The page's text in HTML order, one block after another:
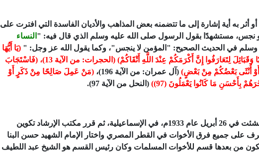
أو أثر به أية إشارة إلى ما تتضمنه بعض المذاهب والأديان الفاسدة التي افترت على
نجس، مستشهدًا بقول الرسول صلى الله عليه وسلم الذي قال فيه: " النساء
وسلم في الحديث الصحيح: "المؤمن لا ينجس"، وكما يقول الله عز وجل: " (يَا أَيُّهَا
النَّاسُ إِنَّا خَلَقْنَاكُمْ مِنْ ذَكَرٍ وَأُنثَى وَجَعَلْنَاكُمْ شُعُوبًا وَقَبَائِلَ لِتَعَارَفُوا إِنَّ أَكْرَمَكُمْ عِنْدَ اللَّهِ أَتْقَاكُمْ) (الحجرات: من الآية 13)، (فَاسْتَجَابَ
أُنْثَى بَعْضُكُمْ مِنْ بَعْضٍ) (آل عمران: من الآية 196)،
(مَنْ عَمِلَ صَالِحًا مِنْ ذَكَرٍ أَوْ
بِأَحْسَنِ مَا كَانُوا يَعْمَلُونَ (97))
(النحل من الآية 97).
وذكر الكتاب أن أول فرقة للأخوات المسلمات أُنشئت في 26 أبريل عام 1933م، في الإسماعيلية، ثم قرر مكتب الإرشاد تكوين
على جميع فرق الأخوات في القطر المصري واختار الإمام الشهيد حسن البنا
تكون من بعدها قسم للأخوات المسلمات وكان رئيس القسم هو الشيخ عبد اللطيف